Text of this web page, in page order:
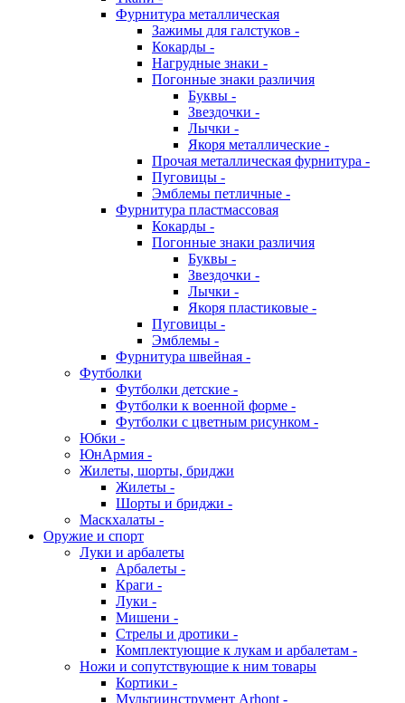
Фурнитура металлическая
Зажимы для галстуков -
Кокарды -
Нагрудные знаки -
Погонные знаки различия
Буквы -
Звездочки -
Лычки -
Якоря металлические -
Прочая металлическая фурнитура -
Пуговицы -
Эмблемы петличные -
Фурнитура пластмассовая
Кокарды -
Погонные знаки различия
Буквы -
Звездочки -
Лычки -
Якоря пластиковые -
Пуговицы -
Эмблемы -
Фурнитура швейная -
Футболки
Футболки детские -
Футболки к военной форме -
Футболки с цветным рисунком -
Юбки -
ЮнАрмия -
Жилеты, шорты, бриджи
Жилеты -
Шорты и бриджи -
Маскхалаты -
Оружие и спорт
Луки и арбалеты
Арбалеты -
Краги -
Луки -
Мишени -
Стрелы и дротики -
Комплектующие к лукам и арбалетам -
Ножи и сопутствующие к ним товары
Кортики -
Мультиинструмент Arhont -